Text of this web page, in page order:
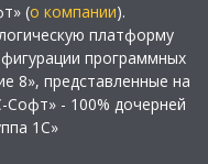
(о компании).
платформу
программных
8», представленные на
- 100% дочерней
1С»